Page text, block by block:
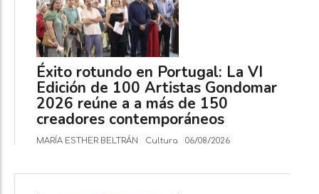
Éxito rotundo en Portugal: La VI
Edición de 100 Artistas Gondomar
2026 reúne a a más de 150
creadores contemporáneos
MARÍA ESTHER BELTRÁN Cultura 06/08/2026